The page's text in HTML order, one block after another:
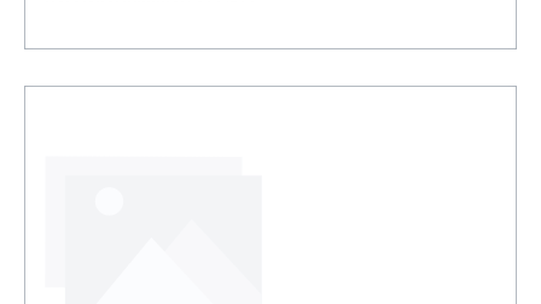
In den Warenkorb